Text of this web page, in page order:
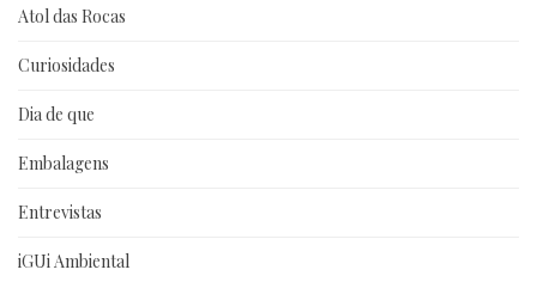
Atol das Rocas
Curiosidades
Dia de que
Embalagens
Entrevistas
iGUi Ambiental